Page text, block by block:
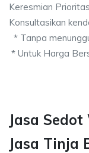
Keresmian
Konsultasikan
* Tanpa
* Untuk Harga
Jasa
Jasa Tinja